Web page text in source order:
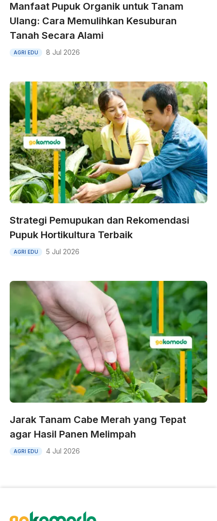
Manfaat Pupuk Organik untuk Tanam
Ulang: Cara Memulihkan Kesuburan
Tanah Secara Alami
AGRI EDU 8 Jul 2026
Strategi Pemupukan dan Rekomendasi
Pupuk Hortikultura Terbaik
AGRI EDU 5 Jul 2026
Jarak Tanam Cabe Merah yang Tepat
agar Hasil Panen Melimpah
AGRI EDU 4 Jul 2026